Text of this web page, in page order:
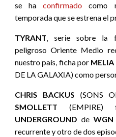
se ha confirmado como
temporada que se estrena el
TYRANT, serie sobre la
peligroso Oriente Medio
nuestro país, ficha por MELIA
DE LA GALAXIA) como
CHRIS BACKUS (SONS
SMOLLETT (EMPIRE)
UNDERGROUND de WGN
recurrente y otro de dos